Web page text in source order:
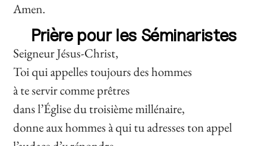
Amen.
Prière pour les Séminaristes
Seigneur Jésus-Christ,
Toi qui appelles toujours des hommes
à te servir comme prêtres
dans l’Église du troisième millénaire,
donne aux hommes à qui tu adresses ton appel